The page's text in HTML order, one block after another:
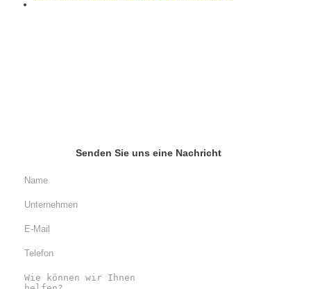
Senden Sie uns eine Nachricht